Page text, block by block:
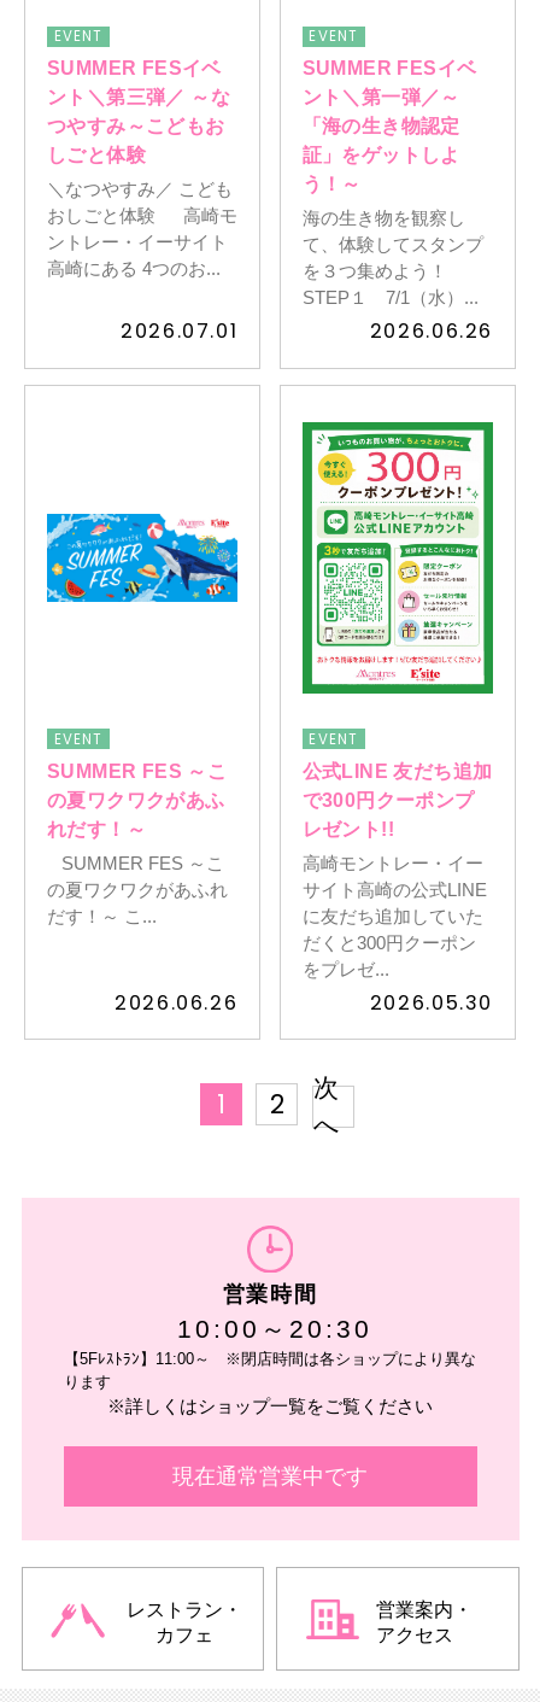
EVENT
SUMMER FESイベ
ント＼第三弾／ ～な
つやすみ～こどもお
しごと体験
＼なつやすみ／ こども
おしごと体験 高崎モ
ントレー・イーサイト
高崎にある 4つのお...
2026.07.01
EVENT
SUMMER FESイベ
ント＼第一弾／～
「海の生き物認定
証」をゲットしよ
う！～
海の生き物を観察し
て、体験してスタンプ
を３つ集めよう！
STEP１ 7/1（水）...
2026.06.26
EVENT
SUMMER FES ～こ
の夏ワクワクがあふ
れだす！～
SUMMER FES ～こ
の夏ワクワクがあふれ
だす！～ こ...
2026.06.26
EVENT
公式LINE 友だち追加
で300円クーポンプ
レゼント!!
高崎モントレー・イー
サイト高崎の公式LINE
に友だち追加していた
だくと300円クーポン
をプレゼ...
2026.05.30
1 2
次
へ
営業時間
10:00～20:30
【5Fﾚｽﾄﾗﾝ】11:00～ ※閉店時間は各ショップにより異な
ります
※詳しくはショップ一覧をご覧ください
現在通常営業中です
レストラン・
カフェ
営業案内・
アクセス